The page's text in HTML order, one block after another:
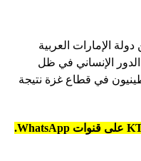
دولة الإمارات العربية
الدور الإنساني في ظل
في قطاع غزة نتيجة